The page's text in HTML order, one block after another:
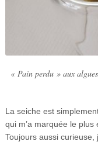
« Pain perdu » aux
La seiche est
qui m’a marquée le
Toujours aussi